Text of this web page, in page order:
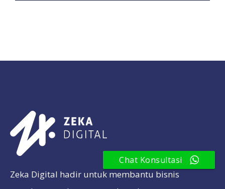
Zeka Digital hadir untuk membantu bisnis
Chat Konsultasi